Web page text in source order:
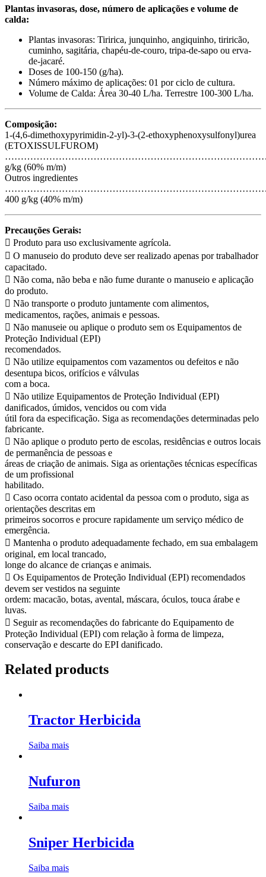
Plantas invasoras, dose, número de aplicações e volume de
calda:
Plantas invasoras: Tiririca, junquinho, angiquinho, tiriricão,
cuminho, sagitária, chapéu-de-couro, tripa-de-sapo ou erva-
de-jacaré.
Doses de 100-150 (g/ha).
Número máximo de aplicações: 01 por ciclo de cultura.
Volume de Calda: Área 30-40 L/ha. Terrestre 100-300 L/ha.
Composição:
1-(4,6-dimethoxypyrimidin-2-yl)-3-(2-ethoxyphenoxysulfonyl)urea
(ETOXISSULFUROM)
g/kg (60% m/m)
Outros ingredientes
400 g/kg (40% m/m)
Precauções Gerais:
 Produto para uso exclusivamente agrícola.
 O manuseio do produto deve ser realizado apenas por trabalhador
capacitado.
 Não coma, não beba e não fume durante o manuseio e aplicação
do produto.
 Não transporte o produto juntamente com alimentos,
medicamentos, rações, animais e pessoas.
 Não manuseie ou aplique o produto sem os Equipamentos de
Proteção Individual (EPI)
recomendados.
 Não utilize equipamentos com vazamentos ou defeitos e não
desentupa bicos, orifícios e válvulas
com a boca.
 Não utilize Equipamentos de Proteção Individual (EPI)
danificados, úmidos, vencidos ou com vida
útil fora da especificação. Siga as recomendações determinadas pelo
fabricante.
 Não aplique o produto perto de escolas, residências e outros locais
de permanência de pessoas e
áreas de criação de animais. Siga as orientações técnicas específicas
de um profissional
habilitado.
 Caso ocorra contato acidental da pessoa com o produto, siga as
orientações descritas em
primeiros socorros e procure rapidamente um serviço médico de
emergência.
 Mantenha o produto adequadamente fechado, em sua embalagem
original, em local trancado,
longe do alcance de crianças e animais.
 Os Equipamentos de Proteção Individual (EPI) recomendados
devem ser vestidos na seguinte
ordem: macacão, botas, avental, máscara, óculos, touca árabe e
luvas.
 Seguir as recomendações do fabricante do Equipamento de
Proteção Individual (EPI) com relação à forma de limpeza,
conservação e descarte do EPI danificado.
Related products
Tractor Herbicida
Saiba mais
Nufuron
Saiba mais
Sniper Herbicida
Saiba mais